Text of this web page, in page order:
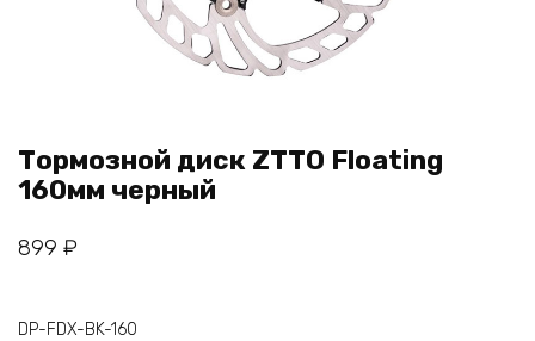
Тормозной диск ZTTO Floating
160мм черный
899 ₽
DP-FDX-BK-160